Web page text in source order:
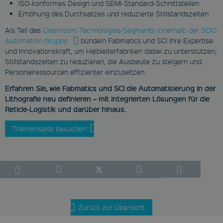
ISO-konformes Design und SEMI-Standard-Schnittstellen
Erhöhung des Durchsatzes und reduzierte Stillstandszeiten
Als Teil des Cleanroom Technologies-Segments innerhalb der SCIO
Automation Gruppe
bündeln Fabmatics und SCI ihre Expertise
und Innovationskraft, um Halbleiterfabriken dabei zu unterstützen,
Stillstandszeiten zu reduzieren, die Ausbeute zu steigern und
Personalressourcen effizienter einzusetzen.
Erfahren Sie, wie Fabmatics und SCI die Automatisierung in der
Lithografie neu definieren – mit integrierten Lösungen für die
Reticle-Logistik und darüber hinaus.
Themenseite besuchen
Zurück zur Übersicht
Dieses Cookie wird
Nutzereinstellungen des
geblockten Inhaltes zu
speichern.
CookieScriptConsent
CookieScript
1 Monat
Dieses Cookie wird vom
verwendet, um die
Einwilligungseinstellungen
für Besucher-Cookies zu
ordnungsgemäß
funktionieren.